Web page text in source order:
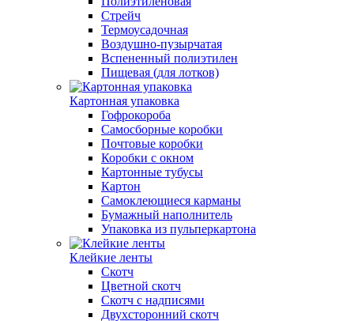
Стрейч
Термоусадочная
Воздушно-пузырчатая
Вспененный полиэтилен
Пищевая (для лотков)
Картонная упаковка
Гофрокороба
Самосборные коробки
Почтовые коробки
Коробки с окном
Картонные тубусы
Картон
Самоклеющиеся карманы
Бумажный наполнитель
Упаковка из пульперкартона
Клейкие ленты
Скотч
Цветной скотч
Скотч с надписями
Двухсторонний скотч